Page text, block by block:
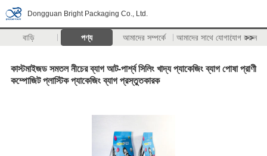
Dongguan Bright Packaging Co., Ltd.
বাড়ি পণ্য আমাদের সম্পর্কে আমাদের সাথে যোগাযোগ করুন
>>
কাস্টমাইজড সমতল নীচের ব্যাগ আট-পার্শ্ব সিলিং খাদ্য প্যাকেজিং ব্যাগ পোষা প্রাণী
কম্পোজিট প্লাস্টিক প্যাকেজিং ব্যাগ প্রস্তুতকারক